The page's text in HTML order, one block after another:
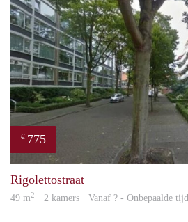
€ 775
Rigolettostraat
49 m2 · 2 kamers · Vanaf ? - Onbepaalde tijd